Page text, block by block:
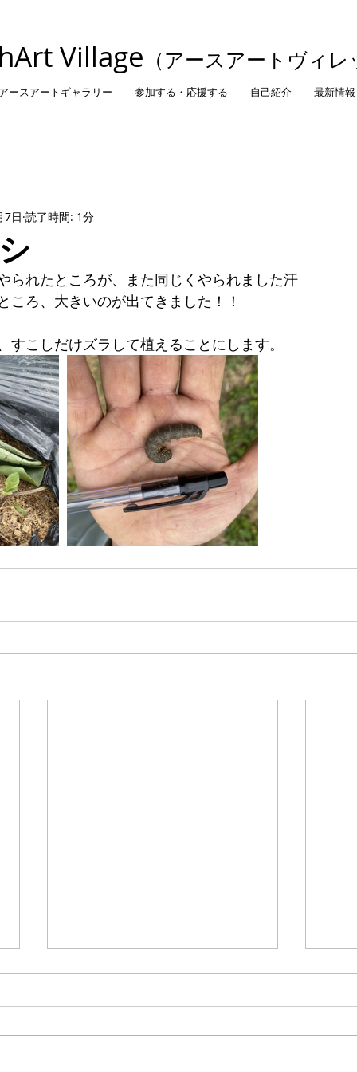
Village （アースアートヴィレ
ースアートギャラリー 参加する・応援する 自己紹介 最新情
7日 読了時間: 1分
られたところが、また同じくやられました汗
ころ、大きいのが出てきました！！
すこしだけズラして植えることにします。